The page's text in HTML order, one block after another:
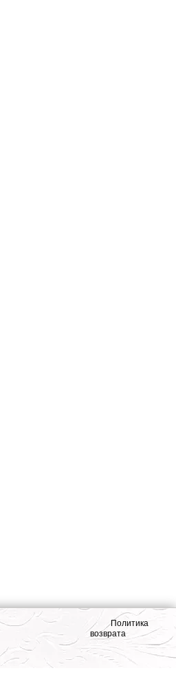
Политика
возврата